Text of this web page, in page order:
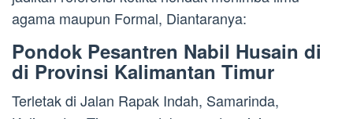
agama maupun Formal, Diantaranya:
Pondok Pesantren Nabil Husain di
di Provinsi Kalimantan Timur
Terletak di Jalan Rapak Indah, Samarinda,